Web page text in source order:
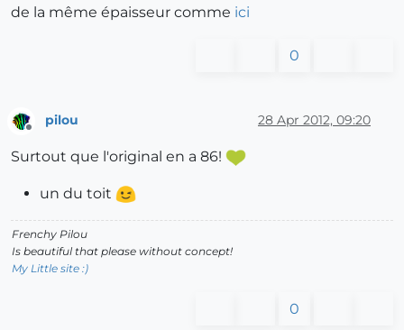
de la même épaisseur comme ici
0
Offline
pilou 28 Apr 2012, 09:20
Surtout que l'original en a 86!
un du toit
Frenchy Pilou
Is beautiful that please without concept!
My Little site :)
0